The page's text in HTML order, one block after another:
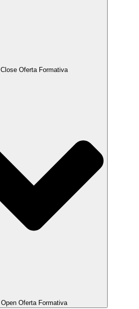
Close Oferta Formativa
Open Oferta Formativa